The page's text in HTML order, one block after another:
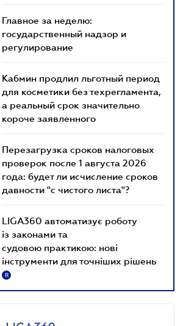
Главное за неделю:
государственный надзор и
регулирование
Кабмин продлил льготный период
для косметики без техрегламента,
а реальный срок значительно
короче заявленного
Перезагрузка сроков налоговых
проверок после 1 августа 2026
года: будет ли исчисление сроков
давности "с чистого листа"?
LIGA360 автоматизує роботу
із законами та
судовою практикою: нові
інструменти для точніших рішень
R